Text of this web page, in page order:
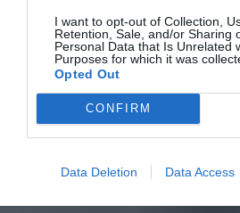
I want to opt-out of Collection,
Retention, Sale, and/or Sharing
Personal Data that Is Unrelated
Purposes for which it was
Opted Out
CONFIRM
Data Deletion Data Access